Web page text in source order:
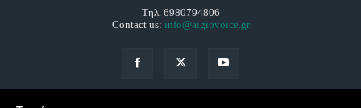
Τηλ. 6980794806
Contact us: info@aigiovoice.gr